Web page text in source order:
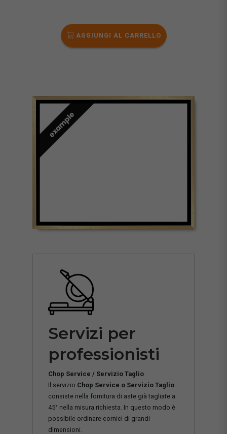
AGGIUNGI AL CARRELLO
Servizi per
professionisti
Chop Service / Servizio Taglio
Il servizio Chop Service o Servizio Taglio
consiste nella fornitura di aste già tagliate a
45° nella misura richiesta. In questo modo è
possibile ordinare cornici di grandi
dimensioni.